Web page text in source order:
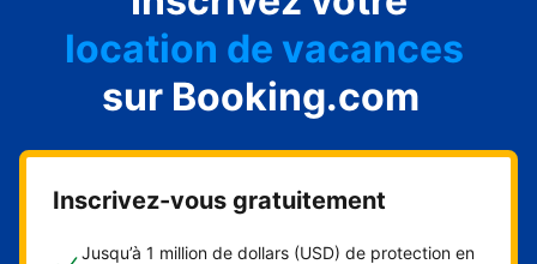
location de vacances
auberge de jeunesse
chambre d'hôtes
sur Booking.com
Inscrivez-vous gratuitement
Jusqu’à 1 million de dollars (USD) de protection en